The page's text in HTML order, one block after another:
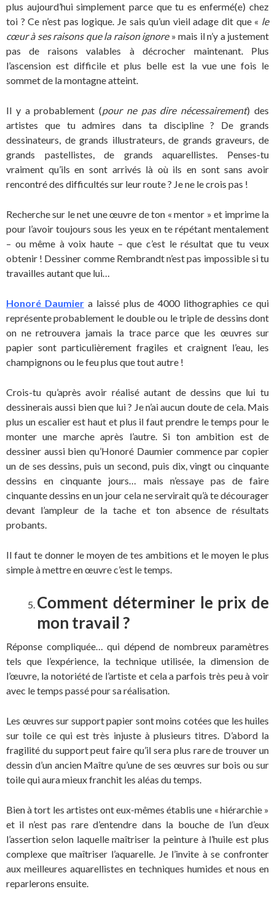
plus aujourd’hui simplement parce que tu es enfermé(e) chez
toi ? Ce n’est pas logique. Je sais qu’un vieil adage dit que « le
cœur à ses raisons que la raison ignore» mais il n’y a justement
pas de raisons valables à décrocher maintenant. Plus
l’ascension est difficile et plus belle est la vue une fois le
sommet de la montagne atteint.
Il y a probablement (pour ne pas dire nécessairement) des
artistes que tu admires dans ta discipline ? De grands
dessinateurs, de grands illustrateurs, de grands graveurs, de
grands pastellistes, de grands aquarellistes. Penses-tu
vraiment qu’ils en sont arrivés là où ils en sont sans avoir
rencontré des difficultés sur leur route ? Je ne le crois pas !
Recherche sur le net une œuvre de ton « mentor » et imprime la
pour l’avoir toujours sous les yeux en te répétant mentalement
– ou même à voix haute – que c’est le résultat que tu veux
obtenir ! Dessiner comme Rembrandt n’est pas impossible si tu
travailles autant que lui…
Honoré Daumiera laissé plus de 4000 lithographies ce qui
représente probablement le double ou le triple de dessins dont
on ne retrouvera jamais la trace parce que les œuvres sur
papier sont particulièrement fragiles et craignent l’eau, les
champignons ou le feu plus que tout autre !
Crois-tu qu’après avoir réalisé autant de dessins que lui tu
dessinerais aussi bien que lui ? Je n’ai aucun doute de cela. Mais
plus un escalier est haut et plus il faut prendre le temps pour le
monter une marche après l’autre. Si ton ambition est de
dessiner aussi bien qu’Honoré Daumiercommence par copier
un de ses dessins, puis un second, puis dix, vingt ou cinquante
dessins en cinquante jours… mais n’essaye pas de faire
cinquante dessins en un jour cela ne servirait qu’à te décourager
devant l’ampleur de la tache et ton absence de résultats
probants.
Il faut te donner le moyen de tes ambitions et le moyen le plus
simple à mettre en œuvre c’est le temps.
Comment déterminer le prix de
mon travail ?
Réponse compliquée… qui dépend de nombreux paramètres
tels que l’expérience, la technique utilisée, la dimension de
l’œuvre, la notoriété de l’artiste et cela a parfois très peu à voir
avec le temps passé pour sa réalisation.
Les œuvres sur support papier sont moins cotées que les huiles
sur toile ce qui est très injuste à plusieurs titres. D’abord la
fragilité du support peut faire qu’il sera plus rare de trouver un
dessin d’un ancien Maître qu’une de ses œuvres sur bois ou sur
toile qui aura mieux franchit les aléas du temps.
Bien à tort les artistes ont eux-mêmes établis une « hiérarchie »
et il n’est pas rare d’entendre dans la bouche de l’un d’eux
l’assertion selon laquelle maîtriser la peinture à l’huile est plus
complexe que maîtriser l’aquarelle. Je l’invite à se confronter
aux meilleures aquarellistes en techniques humides et nous en
reparlerons ensuite.